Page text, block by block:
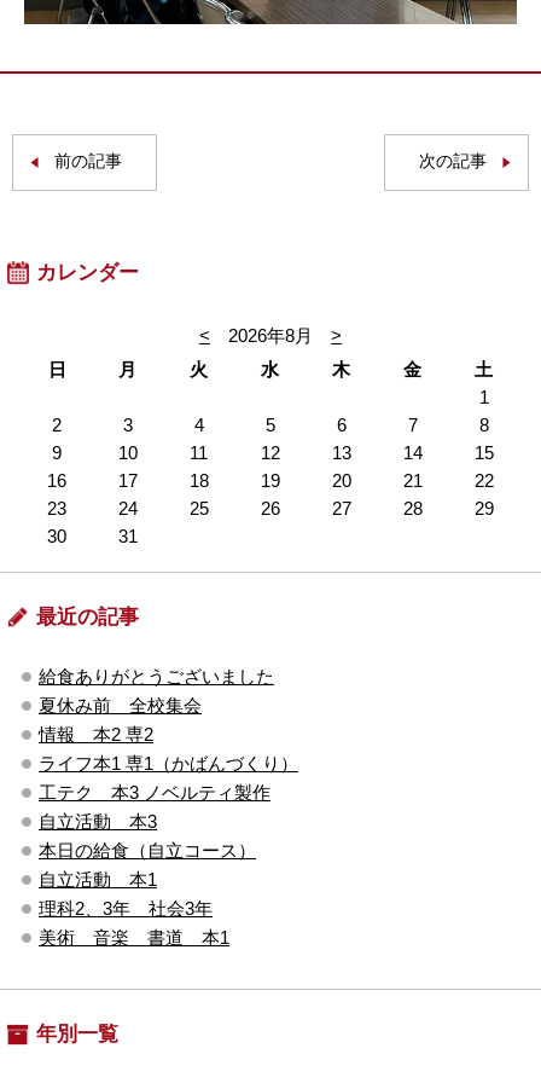
前の記事 次の記事
カレンダー
< 2026年8月
>
日
月 火 水 木 金
土
1
2
3 4 5 6 7
8
9
10 11 12 13 14
15
16
17 18 19 20 21
22
23
24 25 26 27 28
29
30
31
最近の記事
給食ありがとうございました
夏休み前 全校集会
情報 本2 専2
ライフ本1 専1（かばんづくり）
工テク 本3 ノベルティ製作
自立活動 本3
本日の給食（自立コース）
自立活動 本1
理科2、3年 社会3年
美術 音楽 書道 本1
年別一覧